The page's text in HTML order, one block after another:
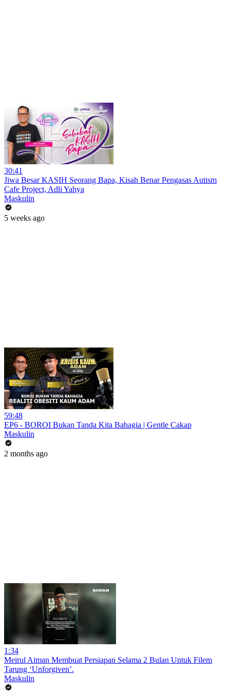
30:41
Jiwa Besar KASIH Seorang Bapa, Kisah Benar Pengasas Autism
Cafe Project, Adli Yahya
Maskulin
5 weeks ago
59:48
EP6 - BOROI Bukan Tanda Kita Bahagia | Gentle Cakap
Maskulin
2 months ago
1:34
Meirul Aiman Membuat Persiapan Selama 2 Bulan Untuk Filem
Tarung ‘Unforgiven’.
Maskulin